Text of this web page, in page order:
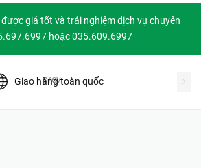
giá tốt và trải nghiệm dịch vụ chuyên
hoặc 035.609.6997
Giao hàng toàn quốc
prev